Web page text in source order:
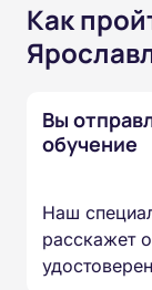
Как
Вы
обучение
Наш
расскажет